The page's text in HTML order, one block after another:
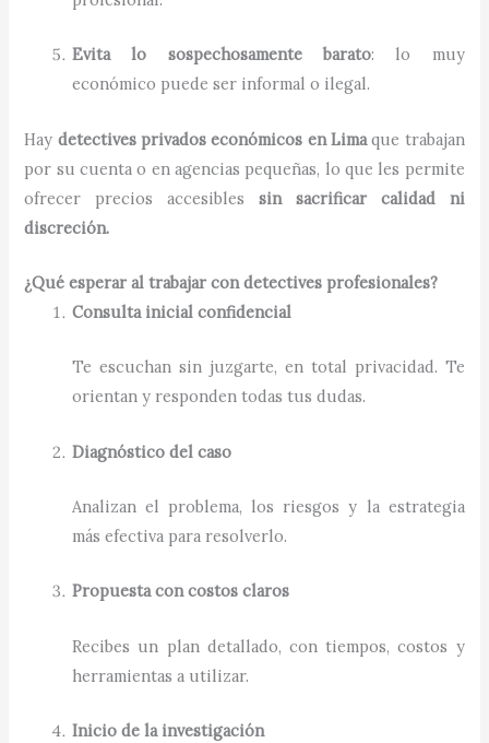
Evita lo sospechosamente barato: lo muy
económico puede ser informal o ilegal.
Hay detectives privados económicos en Limaque trabajan
por su cuenta o en agencias pequeñas, lo que les permite
ofrecer precios accesibles sin sacrificar calidad ni
discreción.
¿Qué esperar al trabajar con detectives profesionales?
Consulta inicial confidencial
Te escuchan sin juzgarte, en total privacidad. Te
orientan y responden todas tus dudas.
Diagnóstico del caso
Analizan el problema, los riesgos y la estrategia
más efectiva para resolverlo.
Propuesta con costos claros
Recibes un plan detallado, con tiempos, costos y
herramientas a utilizar.
Inicio de la investigación